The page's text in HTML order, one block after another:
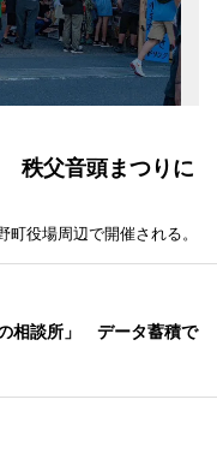
秩父音頭まつりに
町役場周辺で開催される。
相談所」 データ蓄積で